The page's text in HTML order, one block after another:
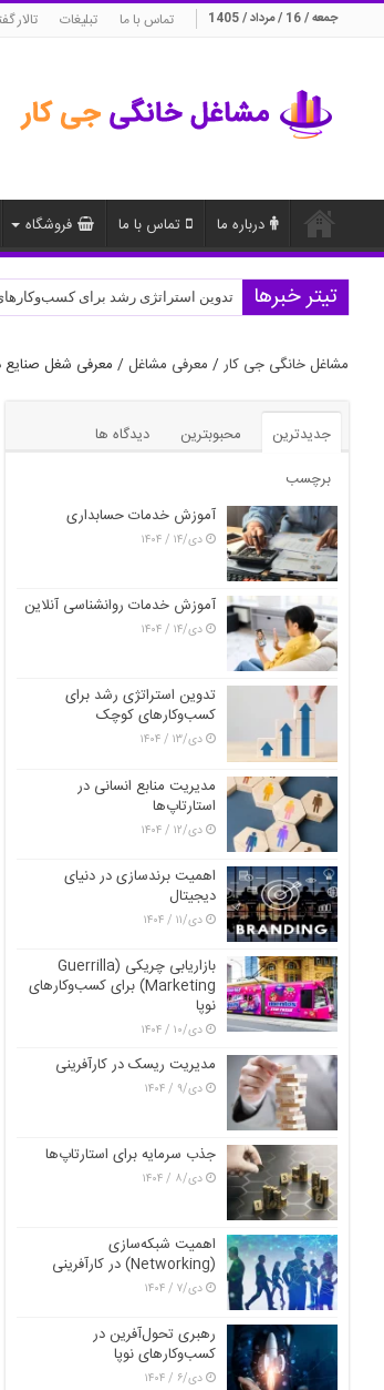
جمعه / 16 / مرداد / 1405 تماس با ما تبلیغات تالار
درباره ما تماس با ما فروشگاه
تیتر خبرها مدیریت منابع انسانی در استارتاپ‌ها
مشاغل خانگی جی کار/ معرفی مشاغل/ معرفی شغل صنایع
جدیدترین محبوبترین
دیدگاه ها
برچسب
آموزش خدمات حسابداری
دی/۱۴ / ۱۴۰۴
آموزش خدمات روانشناسی آنلاین
دی/۱۴ / ۱۴۰۴
تدوین استراتژی رشد برای
کسب‌وکارهای کوچک
دی/۱۳ / ۱۴۰۴
مدیریت منابع انسانی در
استارتاپ‌ها
دی/۱۲ / ۱۴۰۴
اهمیت برندسازی در دنیای
دیجیتال
دی/۱۱ / ۱۴۰۴
بازاریابی چریکی (Guerrilla
Marketing) برای کسب‌وکارهای
نوپا
دی/۱۰ / ۱۴۰۴
مدیریت ریسک در کارآفرینی
دی/۹ / ۱۴۰۴
جذب سرمایه برای استارتاپ‌ها
دی/۸ / ۱۴۰۴
اهمیت شبکه‌سازی
(Networking) در کارآفرینی
دی/۷ / ۱۴۰۴
رهبری تحول‌آفرین در
کسب‌وکارهای نوپا
دی/۶ / ۱۴۰۴